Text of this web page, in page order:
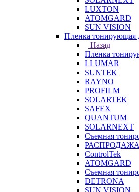
LUXTON
ATOMGARD
SUN VISION
Пленка тонирующая
Назад
Пленка
LLUMAR
SUNTEK
RAYNO
PROFILM
SOLARTEK
SAFEX
QUANTUM
SOLARNEXT
Съемная
РАСПРОДАЖА
ControlTek
ATOMGARD
Съемная
DETRONA
SUN VISION